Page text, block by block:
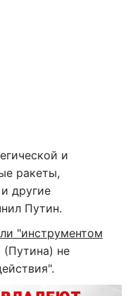
и
ракеты,
другие
Путин.
"инструментом
(Путина) не